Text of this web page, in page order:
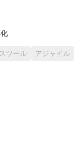
ツール アジャイル